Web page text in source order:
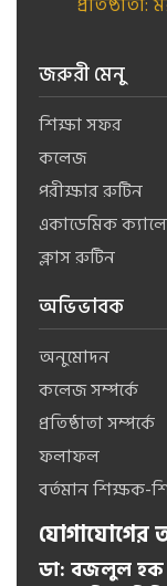
জরুরী মেনু
শিক্ষা সফর
কলেজ
পরীক্ষার রুটিন
একাডেমিক
ক্লাস রুটিন
অভিভাবক
অনুমোদন
কলেজ সম্পর্কে
প্রতিষ্ঠাতা সম্পর্কে
ফলাফল
বর্তমান শিক্ষক-
যোগাযোগের
ডা: বজলুল হক